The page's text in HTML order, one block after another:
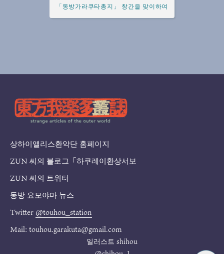
「동방가라쿠타총지」 창간을 맞이하여
상하이앨리스환악단 홈페이지
ZUN 씨의 블로그「하쿠레이환상서보
ZUN 씨의 트위터
동방 요모야마 뉴스
Twitter @touhou_station
Mail: touhou.garakuta@gmail.com
일러스트 shihou